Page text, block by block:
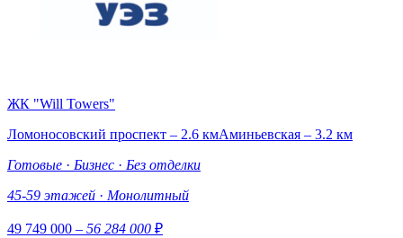
ЖК "Will Towers"
Ломоносовский проспект – 2.6 кмАминьевская – 3.2 км
Готовые · Бизнес · Без отделки
45-59 этажей · Монолитный
49 749 000 – 56 284 000 ₽